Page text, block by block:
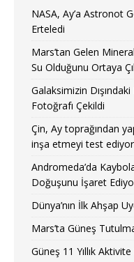
NASA, Ay’a Astronot
Erteledi
Mars’tan Gelen
Su Olduğunu Ortaya
Galaksimizin Dışındaki
Fotoğrafı Çekildi
Çin, Ay toprağından
inşa etmeyi test ediyor
Andromeda’da
Doğuşunu İşaret
Dünya’nın İlk Ahşap
Mars’ta Güneş
Güneş 11 Yıllık